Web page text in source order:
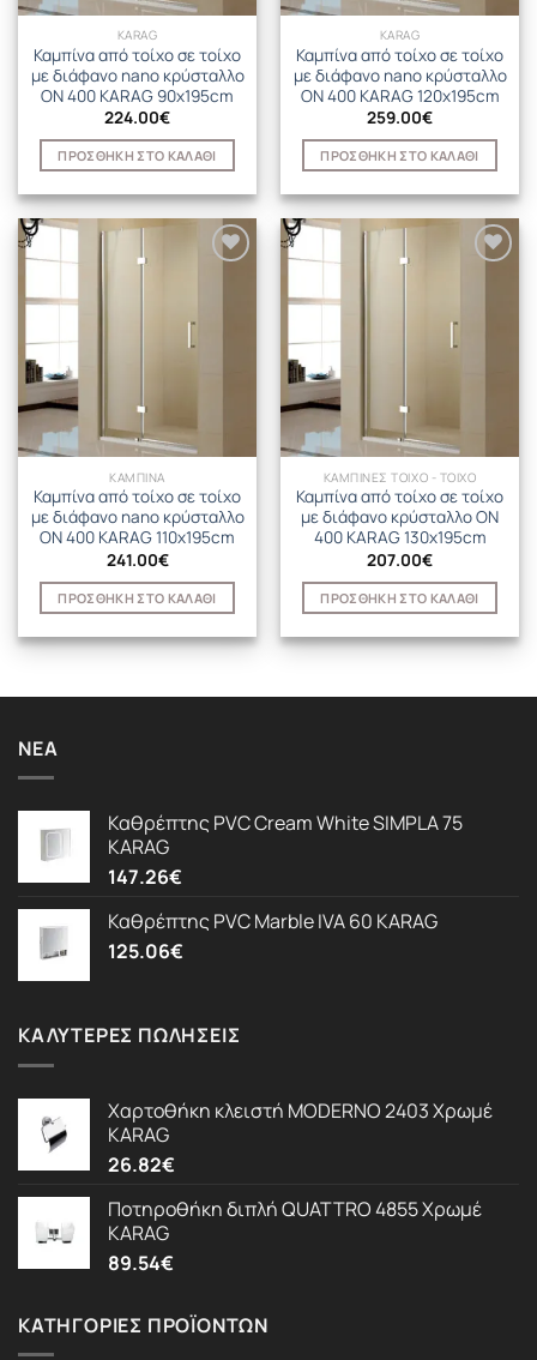
KARAG
Καμπίνα από τοίχο σε τοίχο
με διάφανο nano κρύσταλλο
ON 400 KARAG 90x195cm
224.00€
ΠΡΟΣΘΉΚΗ ΣΤΟ ΚΑΛΆΘΙ
KARAG
Καμπίνα από τοίχο σε τοίχο
με διάφανο nano κρύσταλλο
ON 400 KARAG 120x195cm
259.00€
ΠΡΟΣΘΉΚΗ ΣΤΟ ΚΑΛΆΘΙ
ΚΑΜΠΙΝΑ
Καμπίνα από τοίχο σε τοίχο
με διάφανο nano κρύσταλλο
ON 400 KARAG 110x195cm
241.00€
ΠΡΟΣΘΉΚΗ ΣΤΟ ΚΑΛΆΘΙ
ΚΑΜΠΙΝΕΣ ΤΟΙΧΟ - ΤΟΙΧΟ
Καμπίνα από τοίχο σε τοίχο
με διάφανο κρύσταλλο ON
400 KARAG 130x195cm
207.00€
ΠΡΟΣΘΉΚΗ ΣΤΟ ΚΑΛΆΘΙ
ΝΈΑ
Καθρέπτης PVC Cream White SIMPLA 75
KARAG
147.26€
Καθρέπτης PVC Marble IVA 60 KARAG
125.06€
ΚΑΛΎΤΕΡΕΣ ΠΩΛΉΣΕΙΣ
Χαρτοθήκη κλειστή MODERNO 2403 Χρωμέ
KARAG
26.82€
Ποτηροθήκη διπλή QUATTRO 4855 Χρωμέ
KARAG
89.54€
ΚΑΤΗΓΟΡΊΕΣ ΠΡΟΪΌΝΤΩΝ